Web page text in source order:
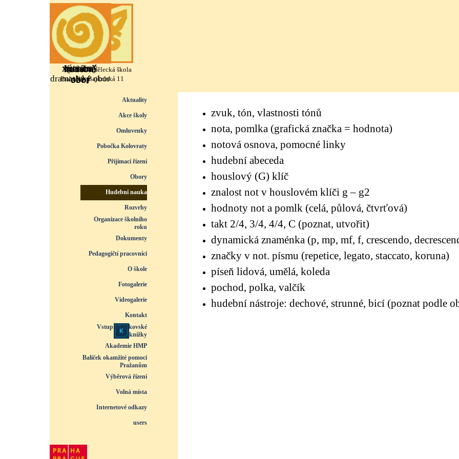
výtvarný
taneční
literárně
hudební
Základní umělecká škola
Praha 10, Bajkalská 11
obor
obor
dramatický obor
obor
Přeskočit menu
Aktuality
Akce školy
Omluvenky
Pobočka Kolovraty
Přijímací řízení ▼
Obory ▼
Hudební nauka ▼
Rozvrhy
▼
Organizace školního
roku
Dokumenty
▼
Pedagogičtí pracovníci ▼
O škole ▼
Fotogalerie ▼
Videogalerie ▼
Kontakt
Vstup do žákovské
knížky
Akademie HMP
Balíček okamžité pomoci
Pražanům
Výběrová řízení
Volná místa
Internetové odkazy
users
zvuk, tón, vlastnosti tónů
nota, pomlka (grafická značka = hodnota)
notová osnova, pomocné linky
hudební abeceda
houslový (G) klíč
znalost not v houslovém klíči g – g2
hodnoty not a pomlk (celá, půlová, čtvrťová)
takt 2/4, 3/4, 4/4, C (poznat, utvořit)
dynamická znaménka (p, mp, mf, f, crescendo,
značky v not. písmu (repetice, legato, staccato, koruna)
píseň lidová, umělá, koleda
pochod, polka, valčík
hudební nástroje: dechové, strunné, bicí (poznat podle